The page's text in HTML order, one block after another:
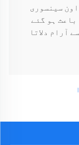
سینسوری
ہو گئے
آرام دلاتا